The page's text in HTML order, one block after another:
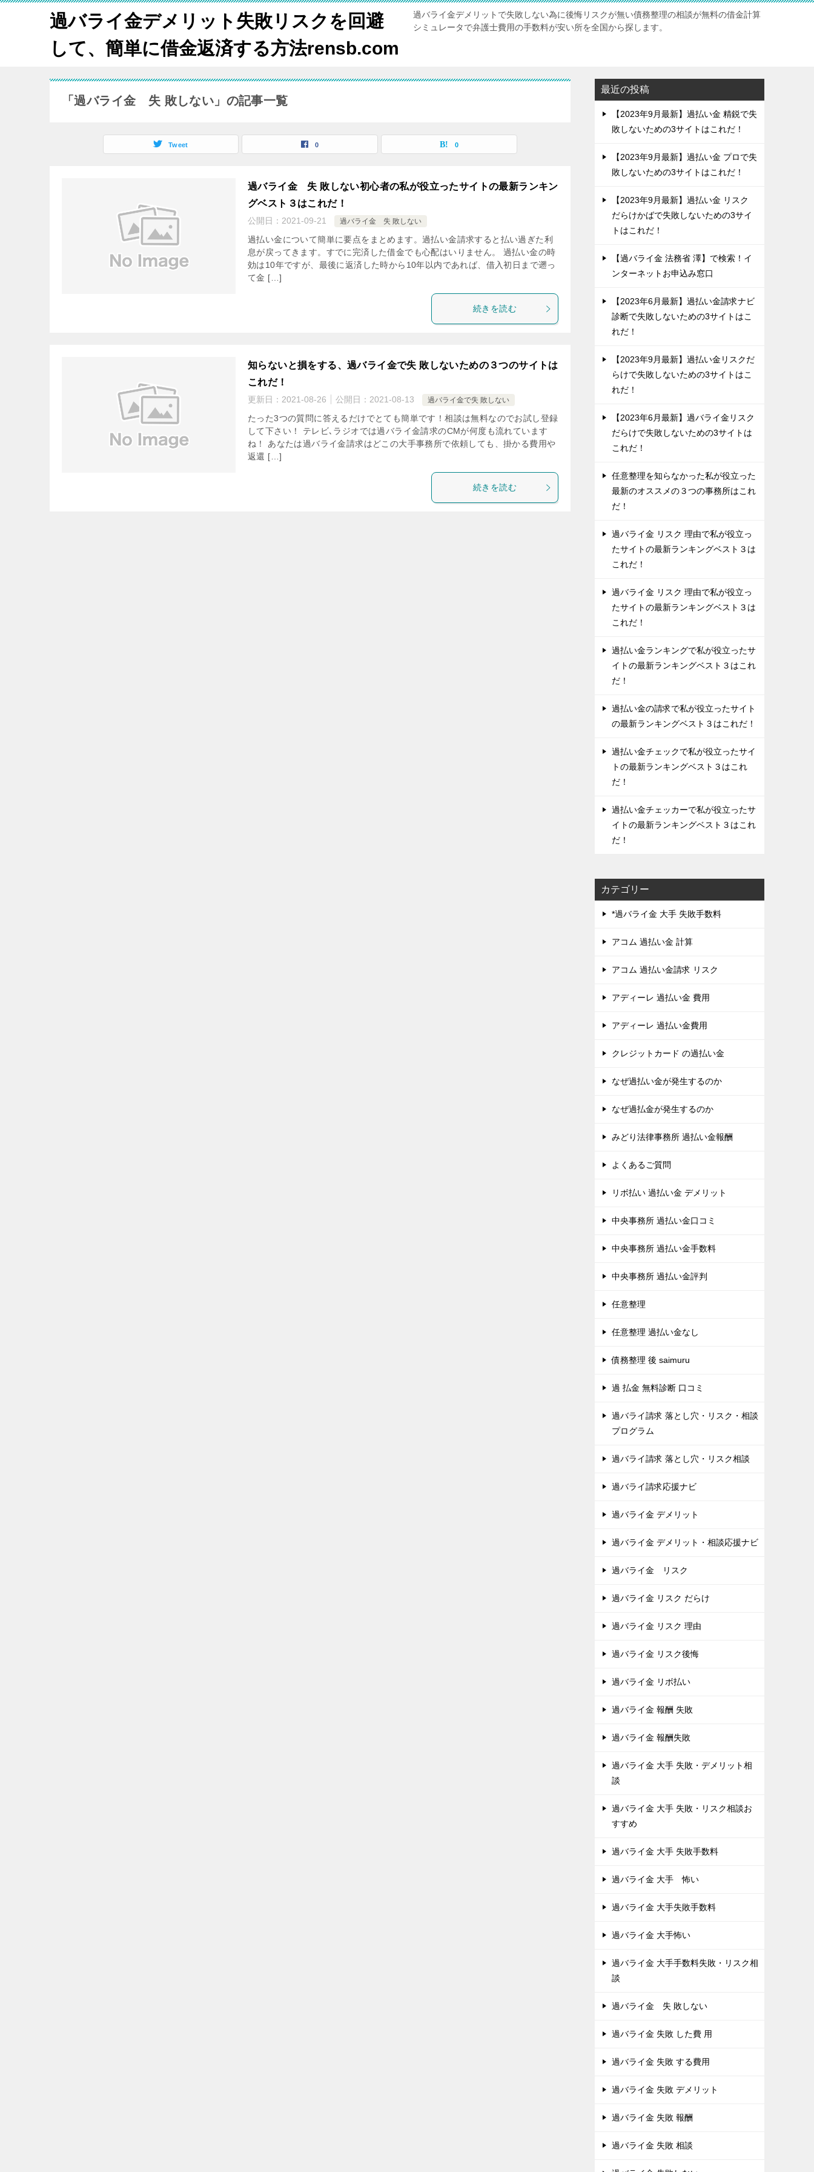
過バライ金デメリット失敗リスクを回避
して、簡単に借金返済する方法rensb.com
過バライ金デメリットで失敗しない為に後悔リスクが無い債務整理の相談が無料の借金計算
シミュレータで弁護士費用の手数料が安い所を全国から探します。
「過バライ金 失 敗しない」の記事一覧
Tweet 0 0
過バライ金 失 敗しない初心者の私が役立ったサイトの最新ランキン
グベスト３はこれだ！
公開日： 2021-09-21 過バライ金 失 敗しない
過払い金について簡単に要点をまとめます。過払い金請求すると払い過ぎた利
息が戻ってきます。すでに完済した借金でも心配はいりません。 過払い金の時
効は10年ですが、最後に返済した時から10年以内であれば、借入初日まで遡っ
て金 […]
続きを読む
知らないと損をする、過バライ金で失 敗しないための３つのサイトは
これだ！
更新日： 2021-08-26 公開日： 2021-08-13 過バライ金で失 敗しない
たった3つの質問に答えるだけでとても簡単です！相談は無料なのでお試し登録
して下さい！ テレビ､ラジオでは過バライ金請求のCMが何度も流れています
ね！ あなたは過バライ金請求はどこの大手事務所で依頼しても、掛かる費用や
返還 […]
続きを読む
最近の投稿
【2023年9月最新】過払い金 精鋭で失
敗しないための3サイトはこれだ！
【2023年9月最新】過払い金 プロで失
敗しないための3サイトはこれだ！
【2023年9月最新】過払い金 リスク
だらけかばで失敗しないための3サイ
トはこれだ！
【過バライ金 法務省 澤】で検索！イ
ンターネットお申込み窓口
【2023年6月最新】過払い金請求ナビ
診断で失敗しないための3サイトはこ
れだ！
【2023年9月最新】過払い金リスクだ
らけで失敗しないための3サイトはこ
れだ！
【2023年6月最新】過バライ金リスク
だらけで失敗しないための3サイトは
これだ！
任意整理を知らなかった私が役立った
最新のオススメの３つの事務所はこれ
だ！
過バライ金 リスク 理由で私が役立っ
たサイトの最新ランキングベスト３は
これだ！
過バライ金 リスク 理由で私が役立っ
たサイトの最新ランキングベスト３は
これだ！
過払い金ランキングで私が役立ったサ
イトの最新ランキングベスト３はこれ
だ！
過払い金の請求で私が役立ったサイト
の最新ランキングベスト３はこれだ！
過払い金チェックで私が役立ったサイ
トの最新ランキングベスト３はこれ
だ！
過払い金チェッカーで私が役立ったサ
イトの最新ランキングベスト３はこれ
だ！
カテゴリー
*過バライ金 大手 失敗手数料
アコム 過払い金 計算
アコム 過払い金請求 リスク
アディーレ 過払い金 費用
アディーレ 過払い金費用
クレジットカード の過払い金
なぜ過払い金が発生するのか
なぜ過払金が発生するのか
みどり法律事務所 過払い金報酬
よくあるご質問
リボ払い 過払い金 デメリット
中央事務所 過払い金口コミ
中央事務所 過払い金手数料
中央事務所 過払い金評判
任意整理
任意整理 過払い金なし
債務整理 後 saimuru
過 払金 無料診断 口コミ
過バライ請求 落とし穴・リスク・相談
プログラム
過バライ請求 落とし穴・リスク相談
過バライ請求応援ナビ
過バライ金 デメリット
過バライ金 デメリット・相談応援ナビ
過バライ金 リスク
過バライ金 リスク だらけ
過バライ金 リスク 理由
過バライ金 リスク後悔
過バライ金 リボ払い
過バライ金 報酬 失敗
過バライ金 報酬失敗
過バライ金 大手 失敗・デメリット相
談
過バライ金 大手 失敗・リスク相談お
すすめ
過バライ金 大手 失敗手数料
過バライ金 大手 怖い
過バライ金 大手失敗手数料
過バライ金 大手怖い
過バライ金 大手手数料失敗・リスク相
談
過バライ金 失 敗しない
過バライ金 失敗 した費 用
過バライ金 失敗 する費用
過バライ金 失敗 デメリット
過バライ金 失敗 報酬
過バライ金 失敗 相談